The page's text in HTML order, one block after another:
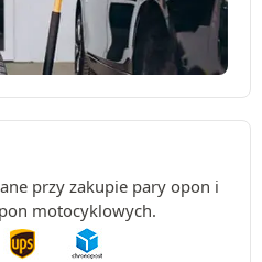
przy zakupie pary opon i
motocyklowych.